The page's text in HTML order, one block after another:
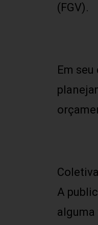
(FGV).
Em
A